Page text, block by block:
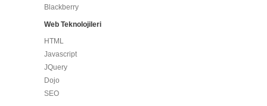
Blackberry
Web Teknolojileri
HTML
Javascript
JQuery
Dojo
SEO